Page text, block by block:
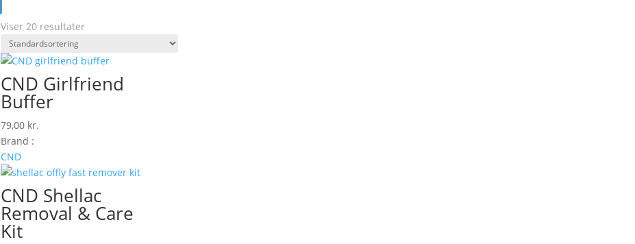
Viser 20 resultater
CND Girlfriend
Buffer
79,00 kr.
Brand :
CND
CND Shellac
Removal & Care
Kit